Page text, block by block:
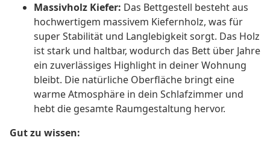
Massivholz Kiefer: Das Bettgestell besteht aus
hochwertigem massivem Kiefernholz, was für
super Stabilität und Langlebigkeit sorgt. Das Holz
ist stark und haltbar, wodurch das Bett über Jahre
ein zuverlässiges Highlight in deiner Wohnung
bleibt. Die natürliche Oberfläche bringt eine
warme Atmosphäre in dein Schlafzimmer und
hebt die gesamte Raumgestaltung hervor.
Gut zu wissen: